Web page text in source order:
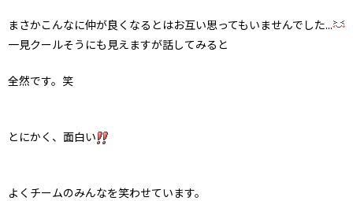
まさかこんなに仲が良くなるとはお互い思ってもいませんでした...
一見クールそうにも見えますが話してみると
全然です。笑
とにかく、面白い
よくチームのみんなを笑わせています。